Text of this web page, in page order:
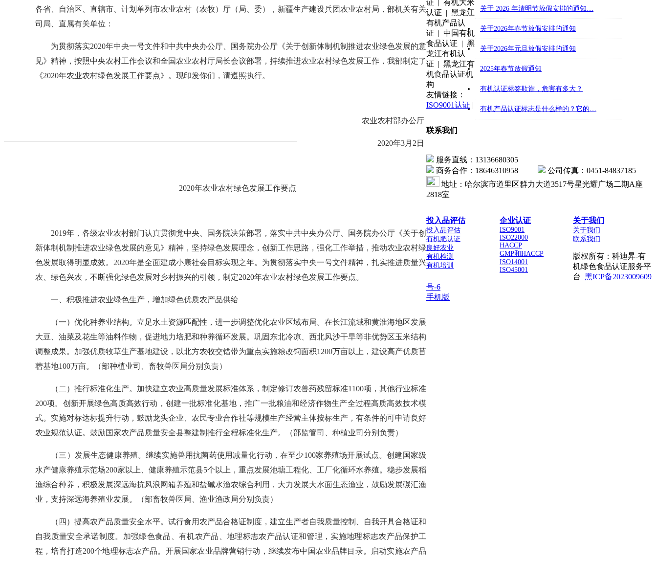
各省、自治区、直辖市、计划单列市农业农村（农牧）厅（局、委），新疆生产建设兵团农业农村局，部机关有关
司局、直属有关单位：
为贯彻落实2020年中央一号文件和中共中央办公厅、国务院办公厅《关于创新体制机制推进农业绿色发展的意
见》精神，按照中央农村工作会议和全国农业农村厅局长会议部署，持续推进农业农村绿色发展工作，我部制定了
《2020年农业农村绿色发展工作要点》。现印发你们，请遵照执行。
农业农村部办公厅
2020年3月 2 日
2020年农业农村绿色发展工作要点
2019年，各级农业农村部门认真贯彻党中央、国务院决策部署，落实中共中央办公厅、国务院办公厅 《关于创
新体制机制推进农业绿色发展的意见》精神，坚持绿色发展理念，创新工作思路，强化工作举措，推动农业农村绿
色发展取得明显成效。 2020年是全面建成小康社会目标实现之年。为贯彻落实中央一号文件精神，扎实推进质量兴
农、绿色兴农，不断强化绿色发展对乡村振兴的引领，制定2020年农业农村绿色发展工作要点。
一、积极推进农业绿色生产，增加绿色优质农产品供给
（一）优化种养业结构。 立足水土资源匹配性，进一步调整优化农业区域布局。在长江流域和黄淮海地区发展
大豆、油菜及花生等油料作物，促进地力培肥和种养循环发展。巩固东北冷凉、西北风沙干旱等非优势区玉米结构
调整成果。加强优质牧草生产基地建设，以北方农牧交错带为重点实施粮改饲面积1200万亩以上，建设高产优质苜
蓿基地100万亩。 （部种植业司、畜牧兽医局分别负责）
（二）推行标准化生产。 加快建立农业高质量发展标准体系，制定修订农兽药残留标准1100项，其他行业标准
200项。创新开展绿色高质高效行动，创建一批标准化基地，推广一批粮油和经济作物生产全过程高质高效技术模
式。实施对标达标提升行动，鼓励龙头企业、农民专业合作社等规模生产经营主体按标生产，有条件的可申请良好
农业规范认证。鼓励国家农产品质量安全县整建制推行全程标准化生产。
（部监管司、种植业司分别负责）
（三）发展生态健康养殖。继续实施兽用抗菌药使用减量化行动，在至少100家养殖场开展试点。创建国家级
水产健康养殖示范场200家以上、健康养殖示范县5个以上，重点发展池塘工程化、工厂化循环水养殖。稳步发展稻
渔综合种养，积极发展深远海抗风浪网箱养殖和盐碱水渔农综合利用，大力发展大水面生态渔业，鼓励发展碳汇渔
业，支持深远海养殖业发展。
（部畜牧兽医局、渔业渔政局分别负责）
（四）提高农产品质量安全水平。 试行食用农产品合格证制度，建立生产者自我质量控制、自我开具合格证和
自我质量安全承诺制度。加强绿色食品、有机农产品、地理标志农产品认证和管理，实施地理标志农产品保护工
程，培育打造200个地理标志农产品。开展国家农业品牌营销行动，继续发布中国农业品牌目录。启动实施农产品
关于 2026 年清明节放假安排的通知…
关于2026年春节放假安排的通知
关于2026年元旦放假安排的通知
2025年春节放假通知
有机认证标签欺诈，危害有多大？
有机产品认证标志是什么样的？它的…
证 | 有机大米
认证 | 黑龙江
有机产品认
证 | 中国有机
食品认证 | 黑
龙江有机认
证 | 黑龙江有
机食品认证机
构
友情链接：
ISO9001认证 |
联系我们
服务直线：13136680305
商务合作：18646310958
公司传真：0451-84837185
地址：哈尔滨市道里区群力大道3517号星光耀广场二期A座
2818室
投入品评估
投入品评估
有机肥认证
良好农业
有机检测
有机培训
企业认证
ISO9001
ISO22000
HACCP
GMP和HACCP
ISO14001
ISO45001
关于我们
关于我们
联系我们
版权所有：科迪昇-有
机绿色食品认证服务平
台 黑ICP备2023009609
号-6
手机版